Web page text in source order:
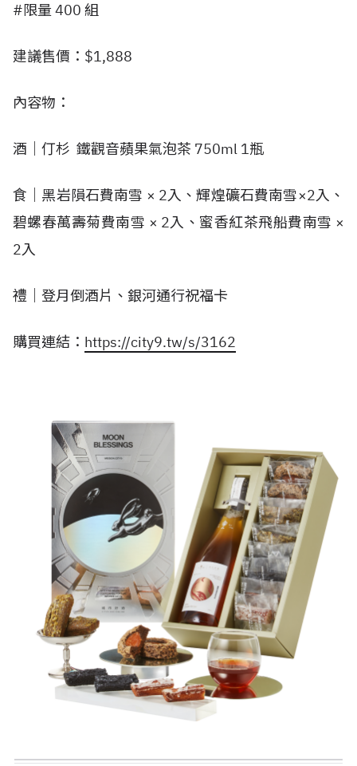
#限量 400 組
建議售價：$1,888
內容物：
酒｜仃杉 鐵觀音蘋果氣泡茶 750ml 1瓶
食｜黑岩隕石費南雪 × 2入、輝煌礦石費南雪×2入、
碧螺春萬壽菊費南雪 × 2入、蜜香紅茶飛船費南雪 ×
2入
禮｜登月倒酒片、銀河通行祝福卡
購買連結： https://city9.tw/s/3162